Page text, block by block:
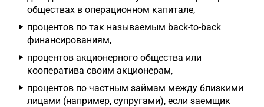
обществах в операционном капитале,
процентов по так называемым back-to-back
финансированиям,
процентов акционерного общества или
кооператива своим акционерам,
процентов по частным займам между близкими
лицами (например, супругами), если заемщик